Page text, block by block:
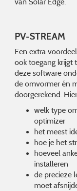
PV-STREAM
Een extra
ook toegang krijgt
deze software
de omvormer én
doorgerekend.
welk type
optimizer
het meest
hoe je het
hoeveel
installeren
de precieze
moet